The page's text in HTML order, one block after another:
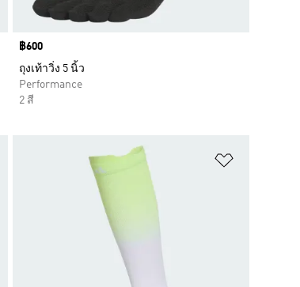
Price
฿600
ถุงเท้าวิ่ง 5 นิ้ว
Performance
2 สี
เพิ่มไปยังรายการสินค้าโปรด